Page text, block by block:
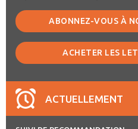
ABONNEZ-VOUS À
ACHETER LES
ACTUELLEMENT